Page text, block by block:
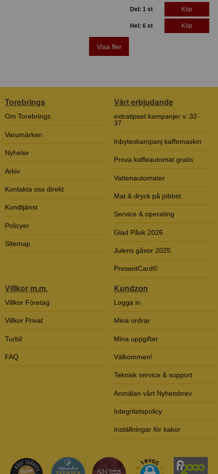
Del: 1 st Köp
Hel: 6 st Köp
Visa fler
Torebrings
Om Torebrings
Varumärken
Nyheter
Arkiv
Kontakta oss direkt
Kundtjänst
Policyer
Sitemap
Vårt erbjudande
extratipset kampanjer v. 32-
37
Inbyteskampanj kaffemaskin
Prova kaffeautomat gratis
Vattenautomater
Mat & dryck på jobbet
Service & operating
Glad Påsk 2026
Julens gåvor 2025
PresentCard©
Villkor m.m.
Villkor Företag
Villkor Privat
Turbil
FAQ
Kundzon
Logga in
Mina ordrar
Mina uppgifter
Välkommen!
Teknisk service & support
Anmälan vårt Nyhetsbrev
Integritetspolicy
Inställningar för kakor